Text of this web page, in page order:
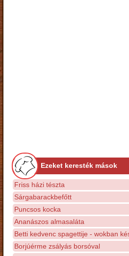
Ezeket keresték mások
Friss házi tészta
Sárgabarackbefőtt
Puncsos kocka
Ananászos almasaláta
Betti kedvenc spagettije - wokban
Borjúérme zsályás borsóval